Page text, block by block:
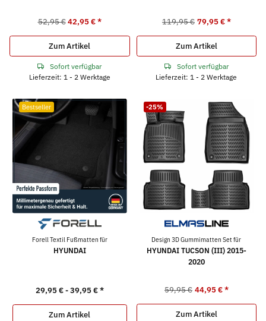
52,95 € 42,95 €*
Zum Artikel
Sofort verfügbar
Lieferzeit: 1 - 2 Werktage
119,95 € 79,95 €*
Zum Artikel
Sofort verfügbar
Lieferzeit: 1 - 2 Werktage
Bestseller
Forell Textil Fußmatten für
HYUNDAI
29,95 € -39,95 €*
Zum Artikel
-25%
Design 3D Gummimatten Set für
HYUNDAI TUCSON (III) 2015-
2020
59,95 € 44,95 €*
Zum Artikel